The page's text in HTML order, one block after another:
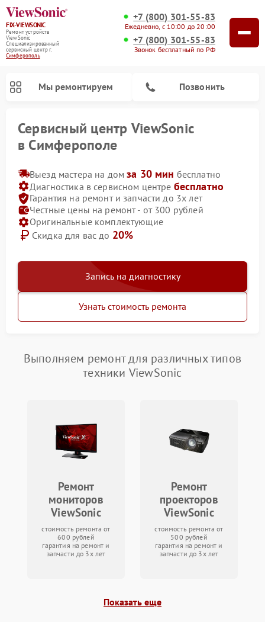
FIX-VIEWSONIC
Ремонт устройств
ViewSonic
Специализированный
cервисный центр г.
Симферополь
+7 (800) 301-55-83
Ежедневно, с 10:00 до 20:00
+7 (800) 301-55-83
Звонок бесплатный по РФ
Мы ремонтируем Позвонить
Сервисный центр ViewSonic
в Симферополе
Выезд мастера на домза 30 мин бесплатно
Диагностика в сервисном центре бесплатно
Гарантия на ремонт и запчасти до 3х лет
Честные цены на ремонт - от 300 рублей
Оригинальные комплектующие
Скидка для вас до 20%
Запись на диагностику
Узнать стоимость ремонта
Выполняем ремонт для различных типов
техники ViewSonic
Ремонт
мониторов
ViewSonic
стоимость ремонта от
600 рублей
гарантия на ремонт и
запчасти до 3х лет
Ремонт
проекторов
ViewSonic
стоимость ремонта от
500 рублей
гарантия на ремонт и
запчасти до 3х лет
Показать еще